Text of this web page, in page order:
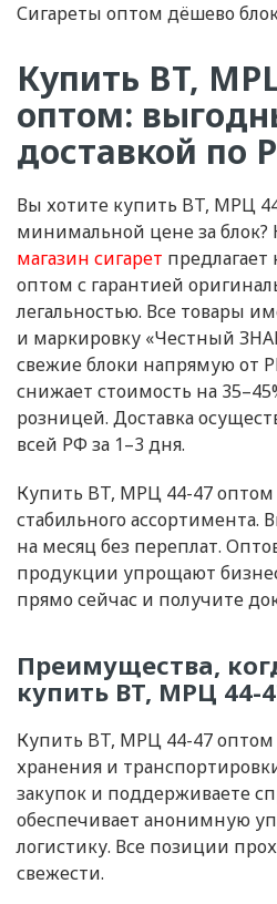
Сигареты оптом дёшево
Купить BT,
оптом:
доставкой по
Вы хотите купить BT, МРЦ
минимальной цене за
магазин сигарет
оптом с гарантией
легальностью. Все товары
и маркировку «Честный
свежие блоки напрямую от
снижает стоимость на
розницей. Доставка
всей РФ за 1–3 дня.
Купить BT, МРЦ 44-47
стабильного ассортимента.
на месяц без переплат.
продукции упрощают
прямо сейчас и получите
Преимущества,
купить BT, МРЦ 44-
Купить BT, МРЦ 44-47
хранения и
закупок и поддерживаете
обеспечивает анонимную
логистику. Все позиции
свежести.